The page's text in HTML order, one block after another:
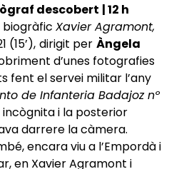
descobert | 12 h
Xavier Agramont,
(15’), dirigit per Àngela
d’unes fotografies
fent el servei militar l’any
de Infanteria Badajoz nº
i la posterior
darrere la càmera.
encara viu a l’Empordà i
en Xavier Agramont i